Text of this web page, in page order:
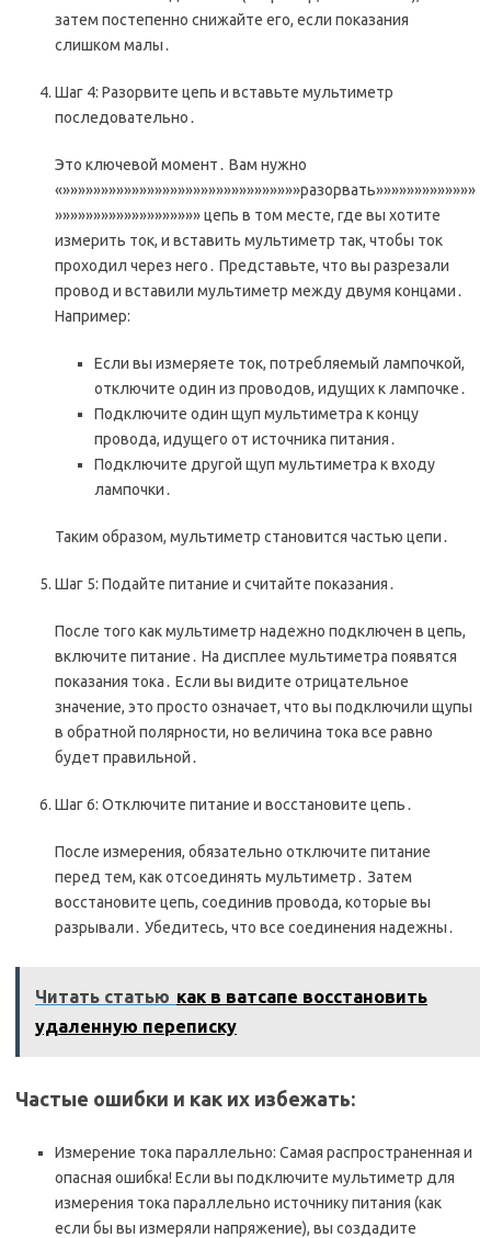
затем постепенно снижайте его, если показания
слишком малы․
Шаг 4: Разорвите цепь и вставьте мультиметр
последовательно․
Это ключевой момент․ Вам нужно
«»»»»»»»»»»»»»»»»»»»»»»»»»»»»»»»разорвать»»»»»»»»»»»»»
»»»»»»»»»»»»»»»»»»» цепь в том месте, где вы хотите
измерить ток, и вставить мультиметр так, чтобы ток
проходил через него․ Представьте, что вы разрезали
провод и вставили мультиметр между двумя концами․
Например:
Если вы измеряете ток, потребляемый лампочкой,
отключите один из проводов, идущих к лампочке․
Подключите один щуп мультиметра к концу
провода, идущего от источника питания․
Подключите другой щуп мультиметра к входу
лампочки․
Таким образом, мультиметр становится частью цепи․
Шаг 5: Подайте питание и считайте показания․
После того как мультиметр надежно подключен в цепь,
включите питание․ На дисплее мультиметра появятся
показания тока․ Если вы видите отрицательное
значение, это просто означает, что вы подключили щупы
в обратной полярности, но величина тока все равно
будет правильной․
Шаг 6: Отключите питание и восстановите цепь․
После измерения, обязательно отключите питание
перед тем, как отсоединять мультиметр․ Затем
восстановите цепь, соединив провода, которые вы
разрывали․ Убедитесь, что все соединения надежны․
Читать статью как в ватсапе восстановить
удаленную переписку
Частые ошибки и как их избежать:
Измерение тока параллельно: Самая распространенная и
опасная ошибка! Если вы подключите мультиметр для
измерения тока параллельно источнику питания (как
если бы вы измеряли напряжение), вы создадите